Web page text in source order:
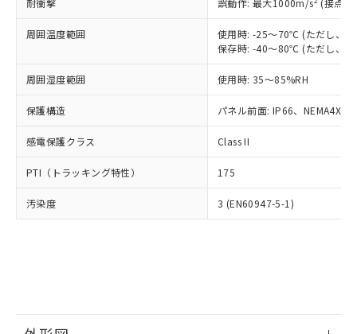
耐衝撃 誤動作: 最大1000m/s (接点
周囲温度範囲
使用時: -25～70℃ (ただし、氷
保存時: -40～80℃ (ただし、氷
周囲湿度範囲 使用時: 35～85%RH
保護構造 パネル前面: IP66、NEMA4X,
感電保護クラス Class II
PTI（トラッキング特性） 175
汚染度 3 (EN60947-5-1)
準価格とは異なる場合があることをご
正式な納期状況および標準価格はお客
様のお取引先、またはお客様担当のオ
ムロン制御機器販売店・当社販売員に
オムロン制御機器販売店や当社販売拠
販売ネットワーク
」をご確認
ください。
在庫状況および標準価格結果を当社の
事前の承諾なく第三者に漏洩または開
マイパーツ機能（部品リスト作成サー
および当社の共同利用者が、当社の製
六価クロム(Cr(Ⅵ)) 1000ppm以下、ポリ臭化ビフェニル
類(PBB) 1000ppm以下、ポリ臭化ジフェニルエーテル類
(PBDE) 1000ppm以下、フタル酸ビス(2-エチルヘキシ
ル) (DEHP)(別名：DOP) 1000ppm以下、フタル酸ブチ
ルベンジル（BBP） 1000ppm以下、フタル酸ジブチル
（DBP） 1000ppm以下、フタル酸ジイソブチル
(DIBP) 1000ppm以下
フタル酸エステル類の４物質については閾値を超える意
図的な使用がないことを確認しています。
※2 対応予定月
部品在庫の切り替え状況などにより、予定
月が前後することがあります。
Cr(Ⅵ)(六価クロム) : 1000ppm、 PBBs(ポリ臭化ビフェ
ニル類) : 1000ppm、 PBDEs(ポリ臭化ジフェニルエーテ
DBP(フタル酸ジブチル) : 1000ppm、 DIBP(フタル酸ジ
イソブチル) : 1000ppm、 BBP(フタル酸ブチルベンジ
ル) : 1000ppm、
DEHP(フタル酸ビス(2-エチルヘキシル)) : 1000ppm
※2 環境保護使用期限
「ｅ」：有害物質（10物質）のすべてが基
準値以下であることを示します。
「10」：通常の使用状況下において有害物
質が外部に漏えいし、環境に深刻な影響を
可)を取得するなどの必要な手続きを
当社は規制貨物を破棄する場合は、完
全に破砕するなど、違法に輸出されな
いよう必要な手段を講じます。
ル、化学兵器、生物兵器またはその他
武器並びにこれらの製造装置等に一切
使用いたしません。
当社は、貴社製品を第三者に販売する
場合は、上記1、2および3の内容を当
該第三者に通知します。また当社は、
販売先および販売に係わる関係者が違
法に輸出するおそれがある場合は、取
○ 一定数以上の在庫あり
一定数には満たないが在庫あり
在庫なし(最新の在庫状況につ
いては、お客様のお取引先、ま
たはお客様担当のオムロン制御
機器販売店・当社販売員にご確
認ください)
受注生産機種、また在庫状況の